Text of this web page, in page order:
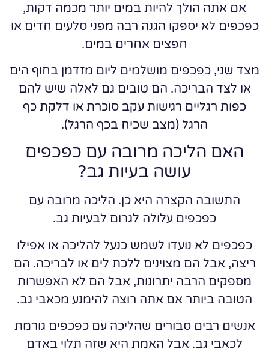
אם אתה הולך להיות במים יותר מכמה דקות,
כפכפים לא יספקו הגנה רבה מפני סלעים חדים או
חפצים אחרים במים.
מצד שני, כפכפים מושלמים ליום מזדמן בחוף הים
או לצד הבריכה. הם טובים גם לאלה שיש להם
כפות רגליים רגישות עקב סוכרת או דלקת כף
הרגל (מצב שכיח בכף הרגל).
האם הליכה מרובה עם כפכפים
עושה בעיות גב?
התשובה הקצרה היא כן. הליכה מרובה עם
כפכפים עלולה לגרום לבעיות גב.
כפכפים לא נועדו לשמש כנעל להליכה או אפילו
ריצה, אבל הם מצוינים ללכת לים או לבריכה. הם
מספקים הרבה יתרונות, אבל הם לא האפשרות
הטובה ביותר אם אתה רוצה להימנע מכאבי גב.
אנשים רבים סבורים שהליכה עם כפכפים גורמת
לכאבי גב. אבל האמת היא שזה תלוי באדם